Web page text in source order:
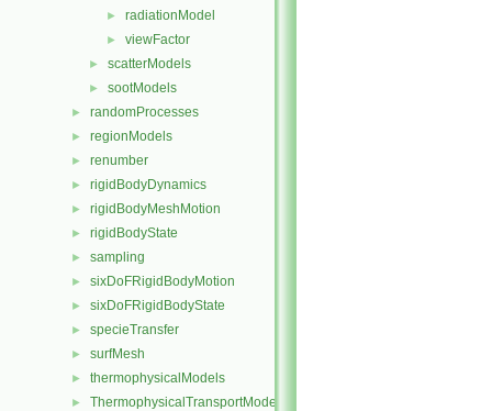
► radiationModel
► viewFactor
► scatterModels
► sootModels
► randomProcesses
► regionModels
► renumber
► rigidBodyDynamics
► rigidBodyMeshMotion
► rigidBodyState
► sampling
► sixDoFRigidBodyMotion
► sixDoFRigidBodyState
► specieTransfer
► surfMesh
► thermophysicalModels
► ThermophysicalTransportModels